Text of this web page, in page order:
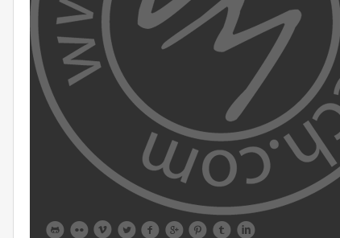
        